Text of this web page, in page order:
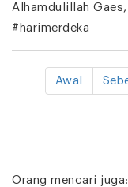
Alhamdulillah
#harimerdeka
Awal
Orang mencari juga: